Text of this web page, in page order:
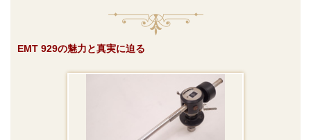
EMT 929の魅力と真実に迫る